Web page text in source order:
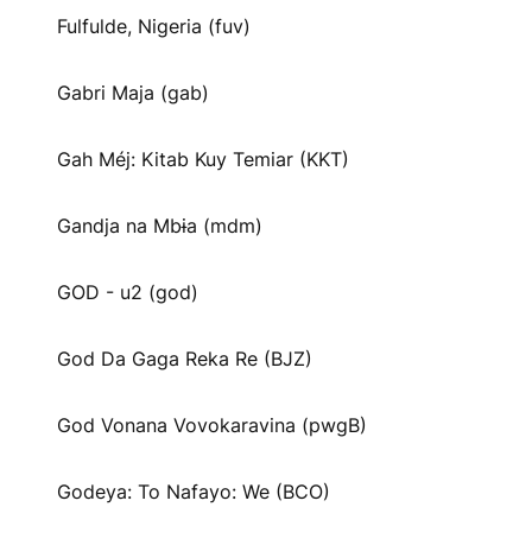
Fulfulde, Nigeria (fuv)
Gabri Maja (gab)
Gah Méj: Kitab Kuy Temiar (KKT)
Gandja na Mbɨa (mdm)
GOD - u2 (god)
God Da Gaga Reka Re (BJZ)
God Vonana Vovokaravina (pwgB)
Godeya: To Nafayo: We (BCO)